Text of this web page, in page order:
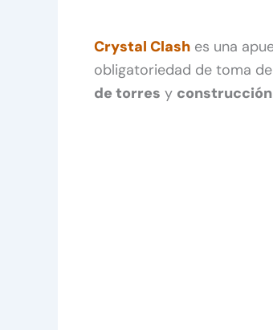
Crystal Clash es una
obligatoriedad de toma
de torres y